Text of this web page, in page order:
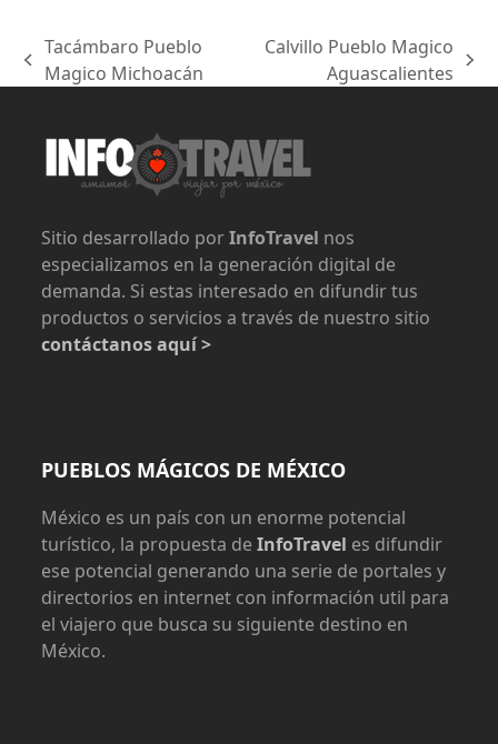
previous
Tacámbaro Pueblo
Magico Michoacán
Calvillo Pueblo Magico
Aguascalientes
Sitio desarrollado porInfoTravel nos
especializamos en la generación digital de
demanda. Si estas interesado en difundir tus
productos o servicios a través de nuestro sitio
contáctanos aquí >
PUEBLOS MÁGICOS DE MÉXICO
México es un país con un enorme potencial
turístico, la propuesta deInfoTravel es difundir
ese potencial generando una serie de portales y
directorios en internet con información util para
el viajero que busca su siguiente destino en
México.